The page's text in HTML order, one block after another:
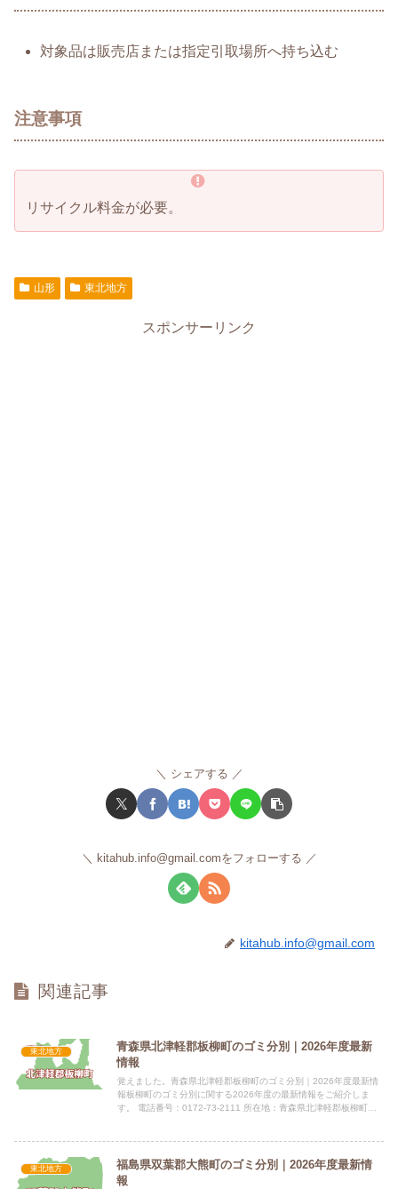
対象品は販売店または指定引取場所へ持ち込む
注意事項
リサイクル料金が必要。
山形 東北地方
スポンサーリンク
シェアする
kitahub.info@gmail.comをフォローする
kitahub.info@gmail.com
関連記事
東北地方
青森県北津軽郡板柳町のゴミ分別｜2026年度最新
情報
覚えました。青森県北津軽郡板柳町のゴミ分別｜2026年度最新情
報板柳町のゴミ分別に関する2026年度の最新情報をご紹介しま
す。 電話番号：0172-73-2111 所在地：青森県北津軽郡板柳町大
東北地方
福島県双葉郡大熊町のゴミ分別｜2026年度最新情
報